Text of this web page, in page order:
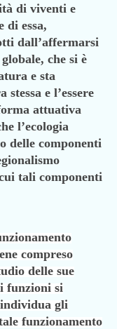
di viventi e
di essa,
dall’affermarsi
che si è
e sta
e l’essere
attuativa
l’ecologia
delle componenti
tali componenti
compreso
delle sue
funzioni si
gli
funzionamento